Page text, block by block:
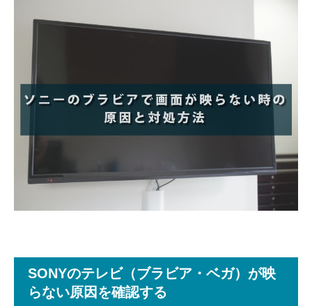
SONYのテレビ（ブラビア・ベガ）が映
らない原因を確認する